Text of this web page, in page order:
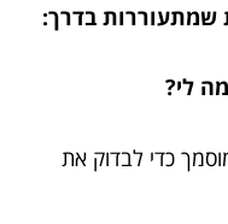
שמתעוררות בדרך:
כדי לבדוק את